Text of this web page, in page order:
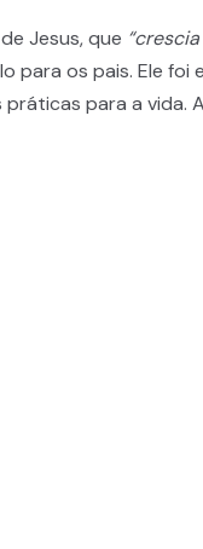
Jesus, que
para os pais. Ele
práticas para a vida.